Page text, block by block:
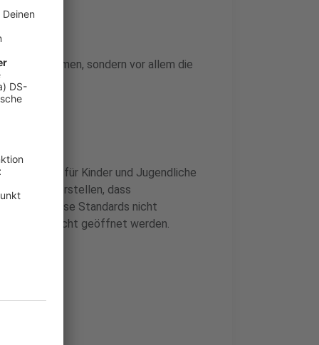
Pflicht nehmen, sondern vor allem die
Verboten für Kinder und Jugendliche
sicherstellen, dass
Werden diese Standards nicht
nicht geöffnet werden.